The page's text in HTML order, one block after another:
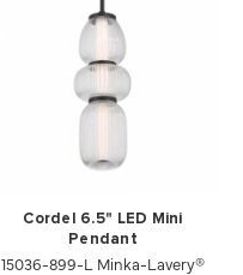
Cordel 6.5" LED Mini
Pendant
15036-899-L Minka-Lavery®